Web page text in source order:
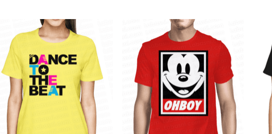
Ajouter
à la
wishlist
Ajouter
wishlist